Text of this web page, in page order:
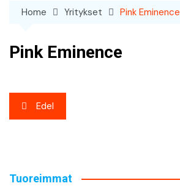
Home Yritykset Pink Eminence
Pink Eminence
Artikkelien
selaus
Edel
Tuoreimmat